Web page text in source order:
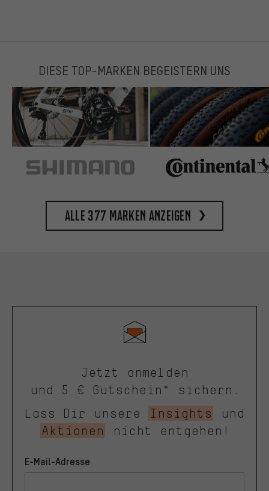
DIESE TOP-MARKEN BEGEISTERN UNS
Alle 377 Marken anzeigen
Jetzt anmelden
und 5 € Gutschein* sichern.
Lass Dir unsere
Insights
und
Aktionen
nicht entgehen!
E-Mail-Adresse